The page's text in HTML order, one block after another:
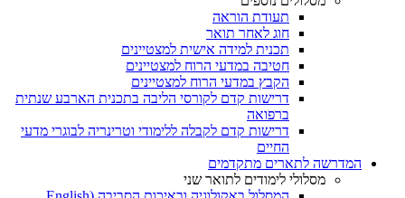
תעודת הוראה
חוג לאחר תואר
תכנית למידה אישית למצטיינים
חטיבה במדעי הרוח למצטיינים
הקבץ במדעי הרוח למצטיינים
דרישות קדם לקורסי הליבה בתכנית הארבע שנתית
ברפואה
דרישות קדם לקבלה ללימודי וטרינריה לבוגרי מדעי
החיים
המדרשה לתארים מתקדמים
מסלולי לימודים לתואר שני